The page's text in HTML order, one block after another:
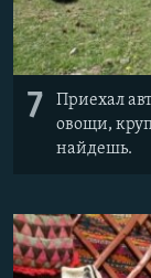
7
Приехал
овощи,
найдешь.